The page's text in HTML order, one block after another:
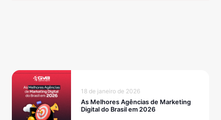
18 de janeiro de 2026
As Melhores Agências de Marketing
Digital do Brasil em 2026